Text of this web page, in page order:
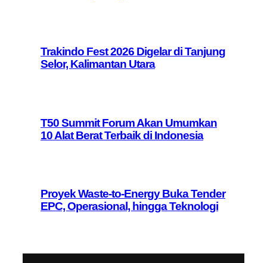
Trakindo Fest 2026 Digelar di Tanjung
Selor, Kalimantan Utara
T50 Summit Forum Akan Umumkan
10 Alat Berat Terbaik di Indonesia
Proyek Waste-to-Energy Buka Tender
EPC, Operasional, hingga Teknologi